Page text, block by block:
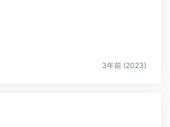
3年前 (2023)